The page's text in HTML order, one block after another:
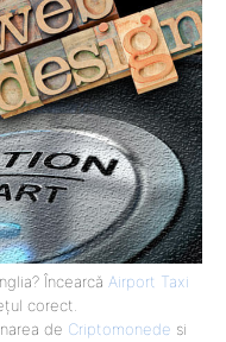
Încearcă Airport Taxi
corect.
de Criptomonede si